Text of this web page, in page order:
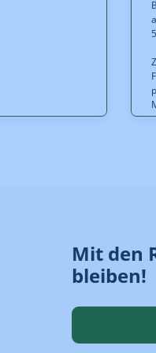
Mit den
bleiben!